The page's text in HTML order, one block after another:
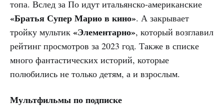
топа. Вслед за По идут итальянско-американские
«Братья Супер Марио в кино». А закрывает
тройку мультик «Элементарно», который возглавил
рейтинг просмотров за 2023 год. Также в списке
много фантастических историй, которые
полюбились не только детям, а и взрослым.
Мультфильмы по подписке